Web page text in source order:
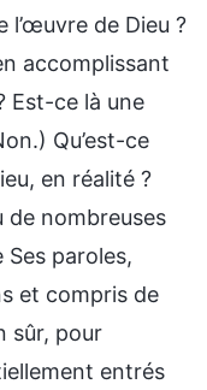
l’œuvre de Dieu ?
accomplissant
Est-ce là une
Qu’est-ce
en réalité ?
de nombreuses
paroles,
et compris de
sûr, pour
entrés